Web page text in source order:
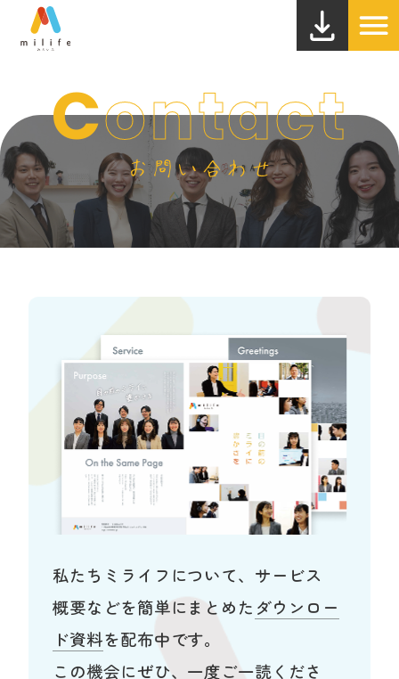
Contact
私たちミライフについて、サービス
概要などを簡単にまとめた ダウンロー
ド資料を配布中です。
この機会にぜひ、一度ご一読くださ